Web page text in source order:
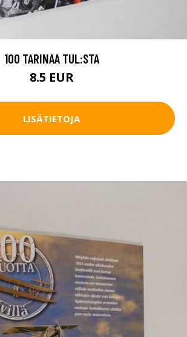
100 TARINAA TUL:STA
8.5 EUR
LISÄTIETOJA